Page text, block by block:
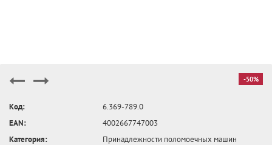
-50%
Код:
6.369-789.0
EAN:
4002667747003
Категория:
Принадлежности поломоечных машин